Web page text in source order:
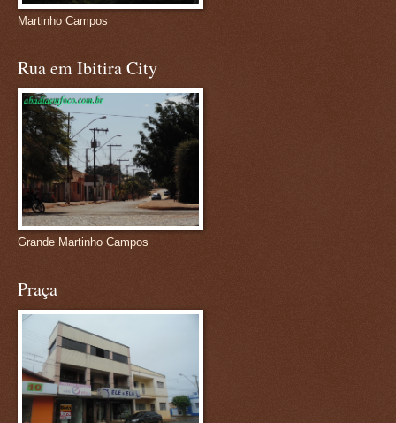
Martinho Campos
Rua em Ibitira City
Grande Martinho Campos
Praça